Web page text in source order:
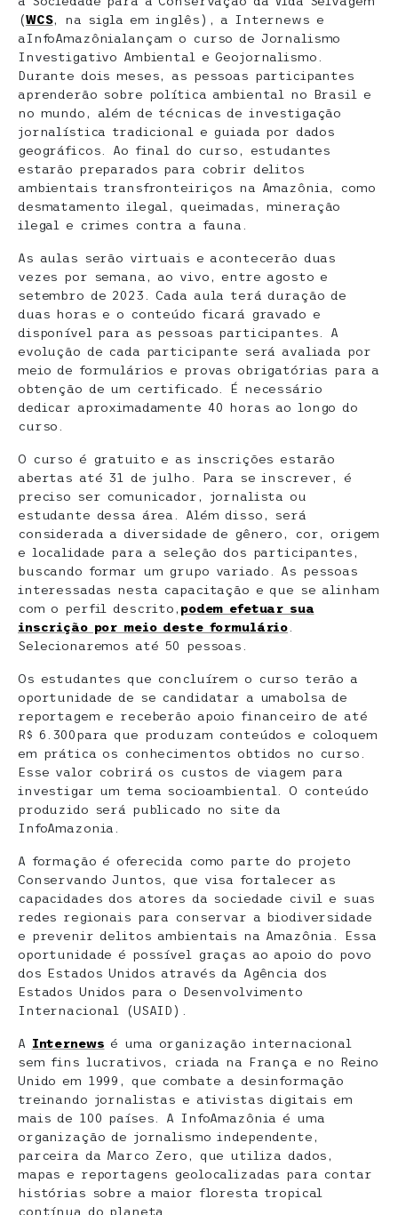
(WCS, na sigla em inglês), a Internews e
aInfoAmazônialançam o curso de Jornalismo
Investigativo Ambiental e Geojornalismo.
Durante dois meses, as pessoas participantes
aprenderão sobre política ambiental no Brasil e
no mundo, além de técnicas de investigação
jornalística tradicional e guiada por dados
geográficos. Ao final do curso, estudantes
estarão preparados para cobrir delitos
ambientais transfronteiriços na Amazônia, como
desmatamento ilegal, queimadas, mineração
ilegal e crimes contra a fauna.
As aulas serão virtuais e acontecerão duas
vezes por semana, ao vivo, entre agosto e
setembro de 2023. Cada aula terá duração de
duas horas e o conteúdo ficará gravado e
disponível para as pessoas participantes. A
evolução de cada participante será avaliada por
meio de formulários e provas obrigatórias para a
obtenção de um certificado. É necessário
dedicar aproximadamente 40 horas ao longo do
curso.
O curso é gratuito e as inscrições estarão
abertas até 31 de julho. Para se inscrever, é
preciso ser comunicador, jornalista ou
estudante dessa área. Além disso, será
considerada a diversidade de gênero, cor, origem
e localidade para a seleção dos participantes,
buscando formar um grupo variado. As pessoas
interessadas nesta capacitação e que se alinham
com o perfil descrito, podem efetuar sua
inscrição por meio deste formulário
Selecionaremos até 50 pessoas.
Os estudantes que concluírem o curso terão a
oportunidade de se candidatar a umabolsa de
reportagem e receberão apoio financeiro de até
R$ 6.300para que produzam conteúdos e coloquem
em prática os conhecimentos obtidos no curso.
Esse valor cobrirá os custos de viagem para
investigar um tema socioambiental. O conteúdo
produzido será publicado no site da
InfoAmazonia.
A formação é oferecida como parte do projeto
Conservando Juntos, que visa fortalecer as
capacidades dos atores da sociedade civil e suas
redes regionais para conservar a biodiversidade
e prevenir delitos ambientais na Amazônia. Essa
oportunidade é possível graças ao apoio do povo
dos Estados Unidos através da Agência dos
Estados Unidos para o Desenvolvimento
Internacional (USAID).
A Internews é uma organização internacional
sem fins lucrativos, criada na França e no Reino
Unido em 1999, que combate a desinformação
treinando jornalistas e ativistas digitais em
mais de 100 países. A InfoAmazônia é uma
organização de jornalismo independente,
parceira da Marco Zero, que utiliza dados,
mapas e reportagens geolocalizadas para contar
histórias sobre a maior floresta tropical
contínua do planeta.